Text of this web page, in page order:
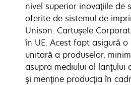
nivel superior inovaţiile de
oferite de sistemul de
Unison. Cartuşele
în UE. Acest fapt asigură
unitară a produselor,
asupra mediului al lanţului
şi menţine producţia în